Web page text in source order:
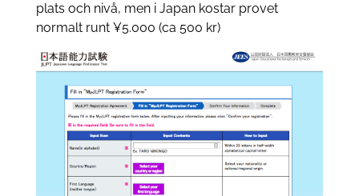
plats och nivå, men i Japan kostar provet
normalt runt ¥5.000 (ca 500 kr)